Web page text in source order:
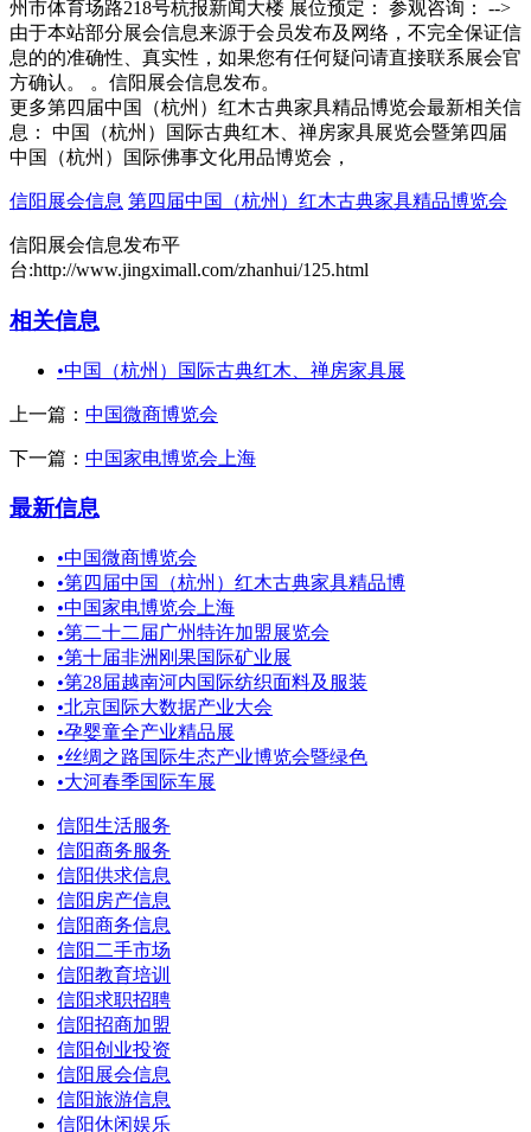
州市体育场路218号杭报新闻大楼 展位预定： 参观咨询： -->
由于本站部分展会信息来源于会员发布及网络，不完全保证信
息的的准确性、真实性，如果您有任何疑问请直接联系展会官
方确认。 。信阳展会信息发布。
更多第四届中国（杭州）红木古典家具精品博览会最新相关信
息： 中国（杭州）国际古典红木、禅房家具展览会暨第四届
中国（杭州）国际佛事文化用品博览会，
信阳展会信息 第四届中国（杭州）红木古典家具精品博览会
信阳展会信息发布平
台:http://www.jingximall.com/zhanhui/125.html
相关信息
•中国（杭州）国际古典红木、禅房家具展
上一篇： 中国微商博览会
下一篇： 中国家电博览会上海
最新信息
•中国微商博览会
•第四届中国（杭州）红木古典家具精品博
•中国家电博览会上海
•第二十二届广州特许加盟展览会
•第十届非洲刚果国际矿业展
•第28届越南河内国际纺织面料及服装
•北京国际大数据产业大会
•孕婴童全产业精品展
•丝绸之路国际生态产业博览会暨绿色
•大河春季国际车展
信阳生活服务
信阳商务服务
信阳供求信息
信阳房产信息
信阳商务信息
信阳二手市场
信阳教育培训
信阳求职招聘
信阳招商加盟
信阳创业投资
信阳展会信息
信阳旅游信息
信阳休闲娱乐